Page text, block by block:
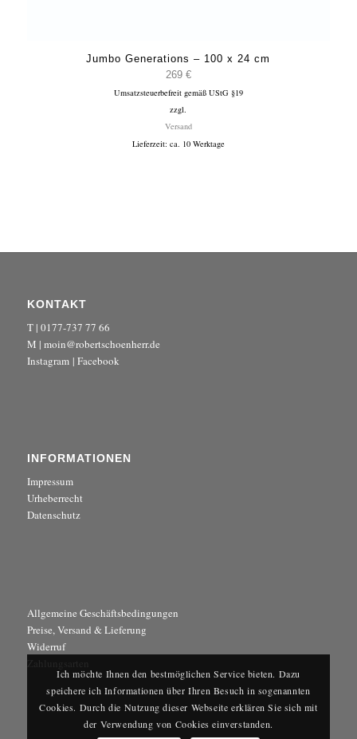
Jumbo Generations – 100 x 24 cm
269 €
Umsatzsteuerbefreit gemäß UStG §19
zzgl.
Versand
Lieferzeit: ca. 10 Werktage
KONTAKT
T | 0177-737 77 66
M | moin@robertschoenherr.de
Instagram| Facebook
INFORMATIONEN
Impressum
Urheberrecht
Datenschutz
Allgemeine Geschäftsbedingungen
Preise, Versand & Lieferung
Widerruf
Ich möchte Ihnen den bestmöglichen Service bieten. Dazu
speichere ich Informationen über Ihren Besuch in sogenannten
Cookies. Durch die Nutzung dieser Webseite erklären Sie sich mit
der Verwendung von Cookies einverstanden.